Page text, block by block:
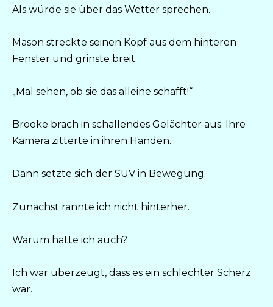
Als würde sie über das Wetter sprechen.
Mason streckte seinen Kopf aus dem hinteren
Fenster und grinste breit.
„Mal sehen, ob sie das alleine schafft!“
Brooke brach in schallendes Gelächter aus. Ihre
Kamera zitterte in ihren Händen.
Dann setzte sich der SUV in Bewegung.
Zunächst rannte ich nicht hinterher.
Warum hätte ich auch?
Ich war überzeugt, dass es ein schlechter Scherz
war.